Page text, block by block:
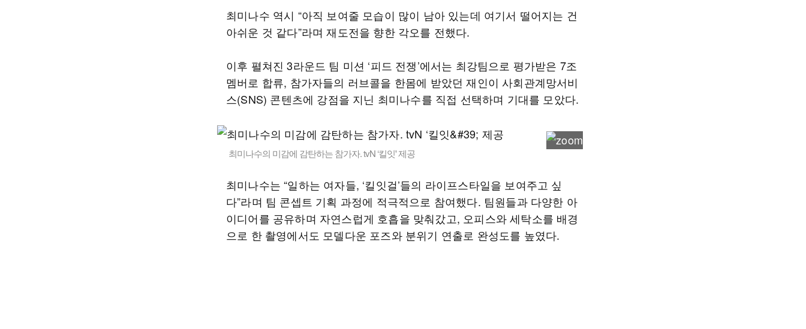
최미나수 역시 “아직 보여줄 모습이 많이 남아 있는데 여기서 떨어지는 건
아쉬운 것 같다”라며 재도전을 향한 각오를 전했다.
이후 펼쳐진 3라운드 팀 미션 ‘피드 전쟁’에서는 최강팀으로 평가받은 7조
멤버로 합류, 참가자들의 러브콜을 한몸에 받았던 재인이 사회관계망서비
스(SNS) 콘텐츠에 강점을 지닌 최미나수를 직접 선택하며 기대를 모았다.
최미나수의 미감에 감탄하는 참가자. tvN ‘킬잇' 제공
최미나수는 “일하는 여자들, ‘킬잇걸’들의 라이프스타일을 보여주고 싶
다”라며 팀 콘셉트 기획 과정에 적극적으로 참여했다. 팀원들과 다양한 아
이디어를 공유하며 자연스럽게 호흡을 맞춰갔고, 오피스와 세탁소를 배경
으로 한 촬영에서도 모델다운 포즈와 분위기 연출로 완성도를 높였다.